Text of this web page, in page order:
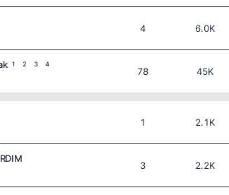
4 6.0K
1 2 3 4
78 45K
1 2.1K
3 2.2K